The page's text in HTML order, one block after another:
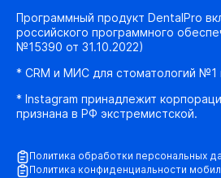
Программный продукт DentalPro
российского программного
№15390 от 31.10.2022)
* CRM и МИС для стоматологий
* Instagram принадлежит
признана в РФ экстремистской.
Политика обработки персональных
Политика конфиденциальности